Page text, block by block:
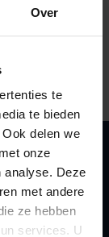
Over
te
te bieden
delen we
onze
analyse. Deze
met andere
ze hebben
services. U
te
2024